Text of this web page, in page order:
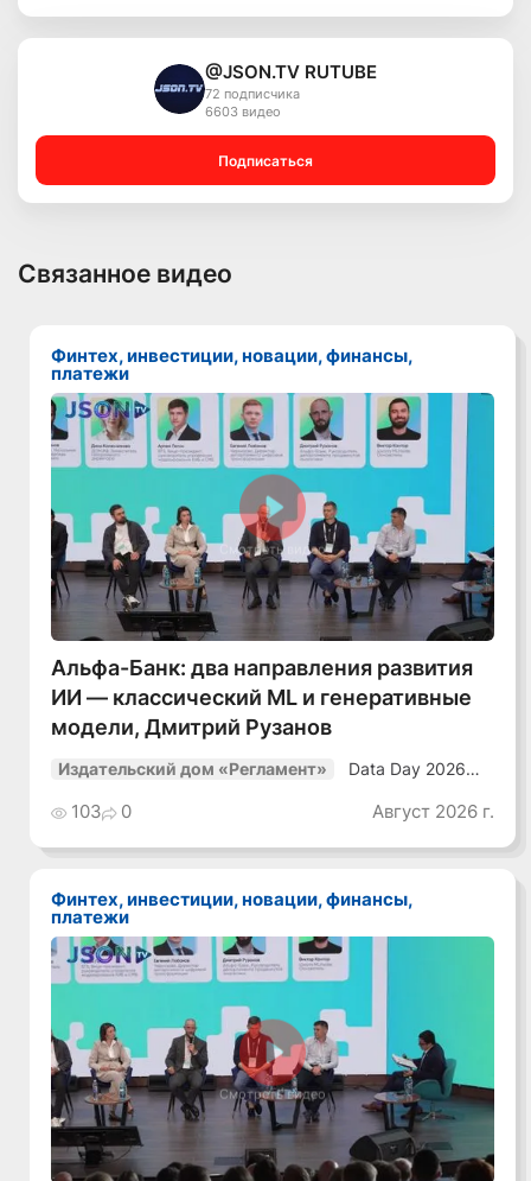
@JSON.TV RUTUBE
72 подписчика
6603 видео
Подписаться
Связанное видео
Финтех, инвестиции, новации, финансы,
платежи
Смотреть видео
Альфа-Банк: два направления развития
ИИ — классический ML и генеративные
модели, Дмитрий Рузанов
Издательский дом «Регламент»
Data Day 2026
Как сохранять
уверенный курс
среде»
103 0 Август 2026 г.
Финтех, инвестиции, новации, финансы,
платежи
Смотреть видео